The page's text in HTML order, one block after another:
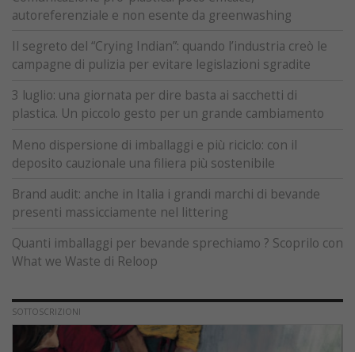
autoreferenziale e non esente da greenwashing
Il segreto del “Crying Indian”: quando l’industria creò le
campagne di pulizia per evitare legislazioni sgradite
3 luglio: una giornata per dire basta ai sacchetti di
plastica. Un piccolo gesto per un grande cambiamento
Meno dispersione di imballaggi e più riciclo: con il
deposito cauzionale una filiera più sostenibile
Brand audit: anche in Italia i grandi marchi di bevande
presenti massicciamente nel littering
Quanti imballaggi per bevande sprechiamo ? Scoprilo con
What we Waste di Reloop
SOTTOSCRIZIONI